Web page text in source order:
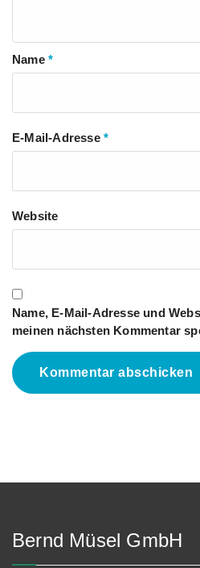
Name *
E-Mail-Adresse *
Website
Name, E-Mail-Adresse und
meinen nächsten Kommentar
Bernd Müsel GmbH